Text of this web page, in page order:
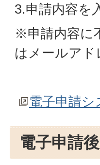
3.申請内容を
※申請内容に
はメールア
電子申請
電子申請